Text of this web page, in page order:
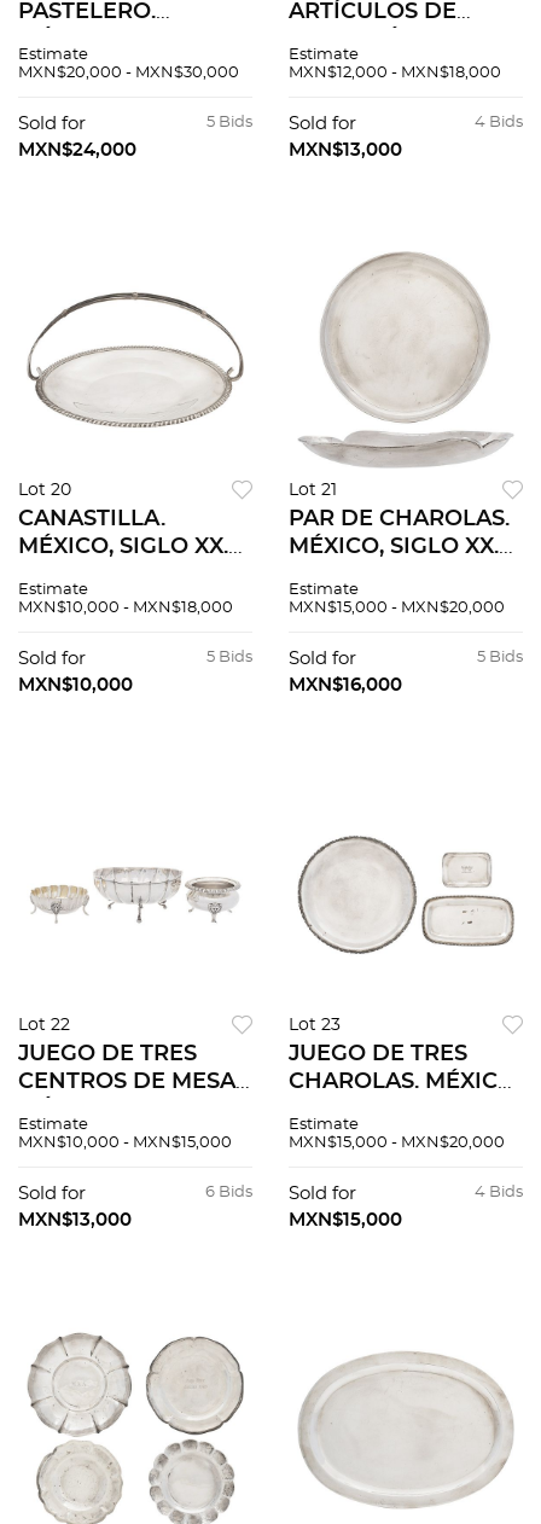
PASTELERO.
Elaborado en plata
ley 0.925. Decorado
con bordes
Estimate
MXN$20,000 - MXN$30,000
5 Bids
Sold for
MXN$24,000
ARTÍCULOS DE
SIGLO XX.
TANE, Sterling, ley
0.925. 3 centros,
Estimate
MXN$12,000 - MXN$18,000
4 Bids
Sold for
MXN$13,000
Lot 20
CANASTILLA.
MÉXICO, SIGLO XX.
ORTEGA, Sterling,
g.
Estimate
MXN$10,000 - MXN$18,000
5 Bids
Sold for
MXN$10,000
Lot 21
PAR DE CHAROLAS.
MÉXICO, SIGLO XX.
SANBORNS, Sterling,
( dimensiones
máximas ).
Estimate
MXN$15,000 - MXN$20,000
5 Bids
Sold for
MXN$16,000
Lot 22
JUEGO DE TRES
CENTROS DE MESA.
Elaborados en plata
uno en TANE y otro
en SANBORNS.
Estimate
MXN$10,000 - MXN$15,000
6 Bids
Sold for
MXN$13,000
Lot 23
JUEGO DE TRES
CHAROLAS. MÉXICO,
Elaboradas en plata
0.925.
Estimate
MXN$15,000 - MXN$20,000
4 Bids
Sold for
MXN$15,000